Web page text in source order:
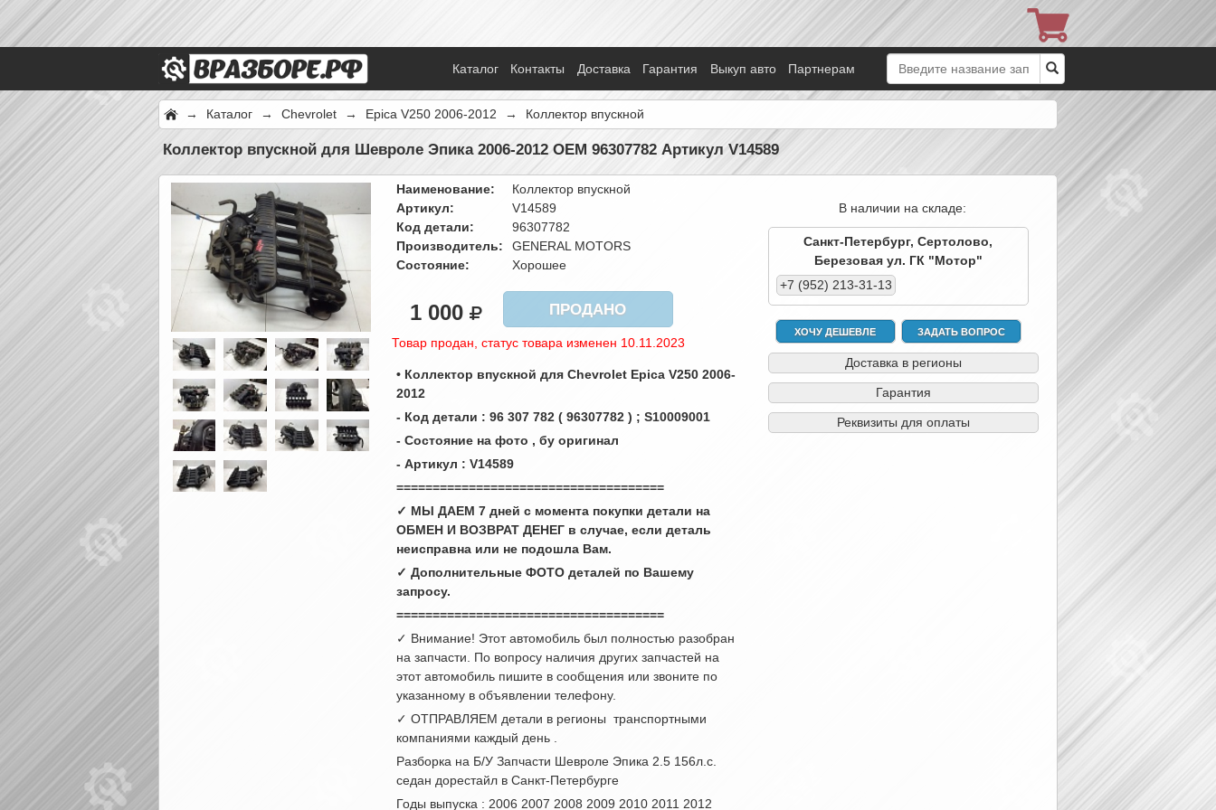
Каталог Контакты Доставка Гарантия Выкуп авто Партнерам
→ Каталог → Chevrolet → Epica V250 2006-2012 → Коллектор впускной
Коллектор впускной для Шевроле Эпика 2006-2012 OEM 96307782 Артикул V14589
Наименование:
Коллектор впускной
Артикул:
V14589
Код детали:
96307782
Производитель:
GENERAL MOTORS
Состояние:
Хорошее
1 000 ПРОДАНО
Товар продан, статус товара изменен 10.11.2023
• Коллектор впускной для Chevrolet Epica V250 2006-
2012
- Код детали : 96 307 782 ( 96307782 ) ; S10009001
- Состояние на фото , бу оригинал
- Артикул : V14589
=====================================
✓ МЫ ДАЕМ 7 дней с момента покупки детали на
ОБМЕН И ВОЗВРАТ ДЕНЕГ в случае, если деталь
неисправна или не подошла Вам.
✓ Дополнительные ФОТО деталей по Вашему
запросу.
=====================================
✓ Внимание! Этот автомобиль был полностью разобран
на запчасти. По вопросу наличия других запчастей на
этот автомобиль пишите в сообщения или звоните по
указанному в объявлении телефону.
✓ ОТПРАВЛЯЕМ детали в регионы транспортными
компаниями каждый день .
Разборка на Б/У Запчасти Шевроле Эпика 2.5 156л.с.
седан дорестайл в Санкт-Петербурге
Годы выпуска : 2006 2007 2008 2009 2010 2011 2012
В наличии на складе:
Санкт-Петербург, Сертолово,
Березовая ул. ГК "Мотор"
+7 (952) 213-31-13
ХОЧУ ДЕШЕВЛЕ ЗАДАТЬ ВОПРОС
Доставка в регионы
Гарантия
Реквизиты для оплаты